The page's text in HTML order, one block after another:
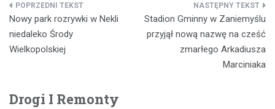
Nawigacja
wpisu
Nowy park rozrywki w Nekli
niedaleko Środy
Wielkopolskiej
Stadion Gminny w Zaniemyślu
przyjął nową nazwę na cześć
zmarłego Arkadiusza
Marciniaka
Drogi I Remonty